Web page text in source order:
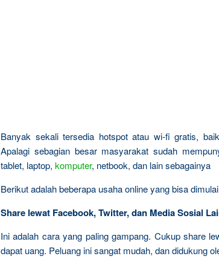
Banyak sekali tersedia hotspot atau wi-fi gratis,
Apalagi sebagian besar masyarakat sudah
tablet, laptop, komputer, netbook, dan lain sebagainya
Berikut adalah beberapa usaha online yang bisa
Share lewat Facebook, Twitter, dan Media Sosial
Ini adalah cara yang paling gampang. Cukup share
dapat uang. Peluang ini sangat mudah, dan didukung